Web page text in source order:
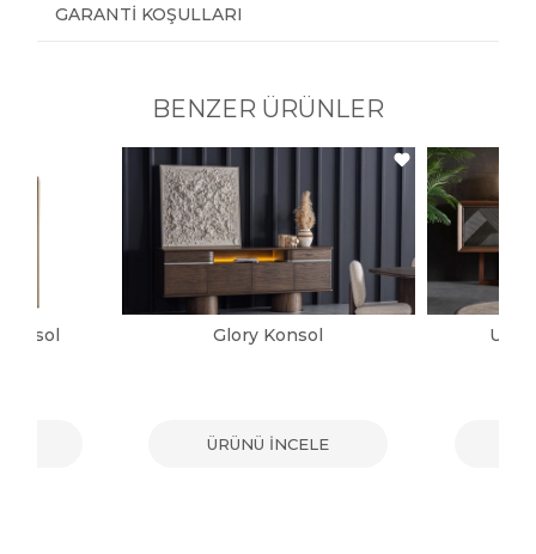
GARANTI KOŞULLARI
BENZER ÜRÜNLER
Glory Konsol
ÜRÜNÜ İNCELE